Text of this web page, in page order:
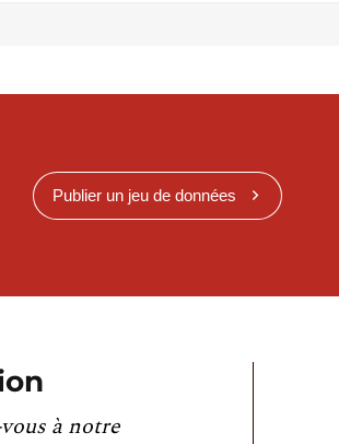
Publier un jeu de données
à notre